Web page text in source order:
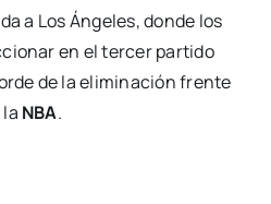
a Los Ángeles, donde los
en el tercer partido
de la eliminación frente
NBA.